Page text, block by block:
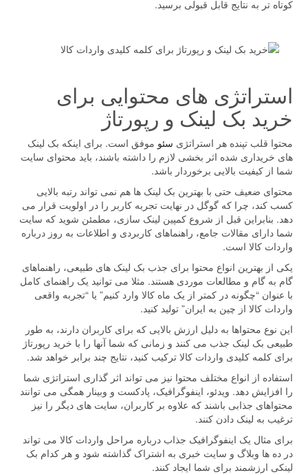
کوتاه تر به نتایج قابل قبولی برسید.
استراتژی های محتوایی برای
خرید بک لینک و رپورتاژ
محتوا قلب تپنده هر استراتژی سئوموفق است. برای اینکه بک لینک
های خریداری شده اثر بخشی لازم را داشته باشند، باید محتوای سایت
شما از کیفیت بالایی برخوردار باشد.
محتوای ضعیف حتی با بهترین بک لینک ها هم نمی تواند رتبه بالایی
کسب کند، چرا که گوگل در نهایت تجربه کاربر را در اولویت قرار می
دهد. بنابراین قبل از شروع کمپین لینک سازی، مطمئن شوید که سایت
شما دارای مقالات جامع، راهنماهای کاربردی و اطلاعات به روز درباره
واردات کالا است.
یکی از بهترین انواع محتوا برای جذب بک لینک های طبیعی، راهنماهای
گام به گام و مطالعات موردی هستند. مثلا می توانید یک راهنمای کامل
با عنوان “چگونه در کمتر از یک ماه کالا وارد کنیم” یا “تجربه واقعی
واردات کالا از چین به ایران” تولید کنید.
این نوع محتواها به دلیل ارزش بالایی که برای کاربران دارند، به طور
طبیعی بک لینک جذب می کنند و زمانی که شما آنها را با خرید رپورتاژ
برای کلمه کلیدی واردات کالا ترکیب کنید، نتایج چند برابر خواهد شد.
استفاده از انواع مختلف محتوا نیز می تواند اثر گذاری استراتژی شما
را افزایش دهد. ویدئو، اینفوگرافیک، پادکست و وبینار همگی می توانند
محتواهای جذابی باشند که علاوه بر کاربران، سایت های دیگر را نیز
ترغیب به لینک دادن کنند.
برای مثال یک اینفوگرافیک جذاب درباره مراحل واردات کالا می تواند
در ده ها وبلاگ و سایت خبری به اشتراک گذاشته شود و هر کدام بک
لینکی ارزشمند برای شما ایجاد کنند.